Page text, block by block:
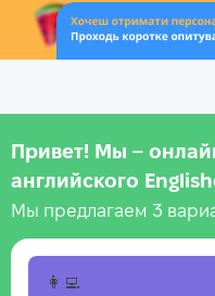
Привет! Мы –
английского
Мы предлагаем 3
👩‍💻